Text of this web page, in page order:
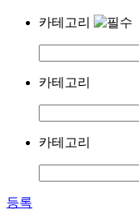
카테고리
카테고리
카테고리
등록